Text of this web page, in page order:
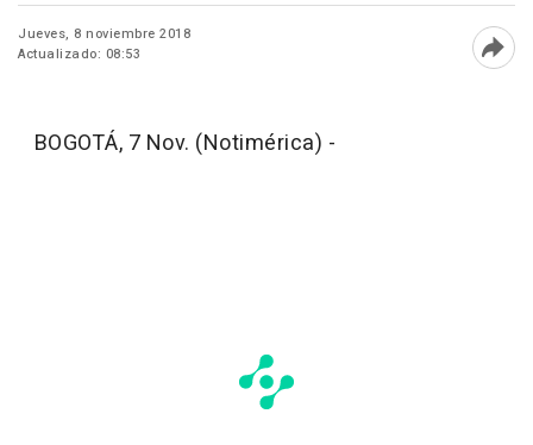
Jueves, 8 noviembre 2018
Actualizado: 08:53
BOGOTÁ, 7 Nov. (Notimérica) -